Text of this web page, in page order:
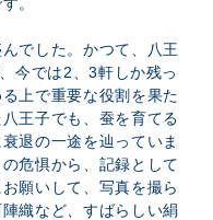
でした。かつて、八王
今では2、3軒しか残っ
上で重要な役割を果た
王子でも、蚕を育てる
退の一途を辿っていま
危惧から、記録として
願いして、写真を撮ら
織など、すばらしい絹